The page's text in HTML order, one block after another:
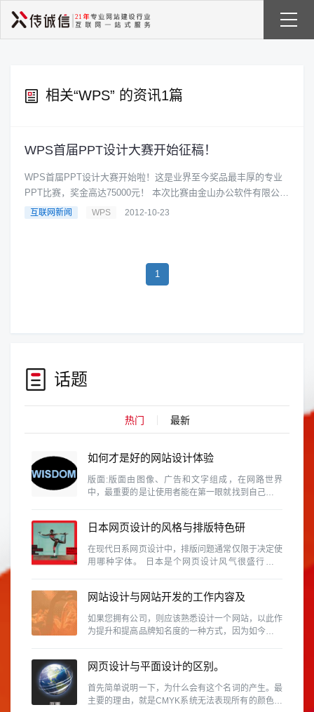
相关“WPS” 的资讯1篇
WPS首届PPT设计大赛开始征稿！
WPS首届PPT设计大赛开始啦！这是业界至今奖品最丰厚的专业
PPT比赛，奖金高达75000元！ 本次比赛由金山办公软件有限公司
WPS Off......
互联网新闻 WPS 2012-10-23
1
话题
热门 最新
如何才是好的网站设计体验
版面:版面由图像、广告和文字组成，在网路世界
中，最重要的是让使用者能在第一眼就找到自己需要
日本网页设计的风格与排版特色研
究
在现代日系网页设计中，排版问题通常仅限于决定使
用哪种字体。 日本是个网页设计风气很盛行的国
因此日本的网页设计的具有参考价值
网站设计与网站开发的工作内容及
区别有那些？
如果您拥有公司，则应该熟悉设计一个网站，以此作
为提升和提高品牌知名度的一种方式，因为如今，商
网页设计与平面设计的区别。
首先简单说明一下，为什么会有这个名词的产生。最
主要的理由，就是CMYK系统无法表现所有的颜色。